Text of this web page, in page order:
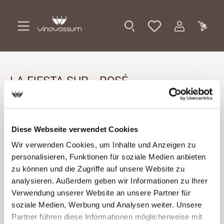
Diese Webseite verwendet Cookies
Wir verwenden Cookies, um Inhalte und Anzeigen zu
personalisieren, Funktionen für soziale Medien anbieten
zu können und die Zugriffe auf unsere Website zu
analysieren. Außerdem geben wir Informationen zu Ihrer
Verwendung unserer Website an unsere Partner für
soziale Medien, Werbung und Analysen weiter. Unsere
Partner führen diese Informationen möglicherweise mit
LA FIESTA SUR - ROSÉ
NÄHRWERTDEKLARATION UND
ZUTATENVERZEICHNIS
100 ml enthalten durchschnittlich
309 kJ (74 kcal)
Kohlenhydrate 1,2 g
davon Zucker 0,1 g